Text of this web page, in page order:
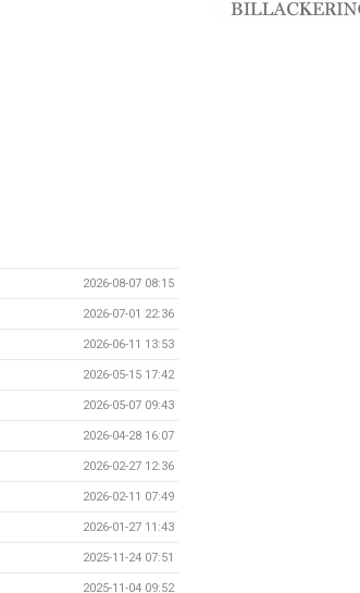
2026-08-07 08:15
2026-07-01 22:36
2026-06-11 13:53
2026-05-15 17:42
2026-05-07 09:43
2026-04-28 16:07
2026-02-27 12:36
2026-02-11 07:49
2026-01-27 11:43
2025-11-24 07:51
2025-11-04 09:52